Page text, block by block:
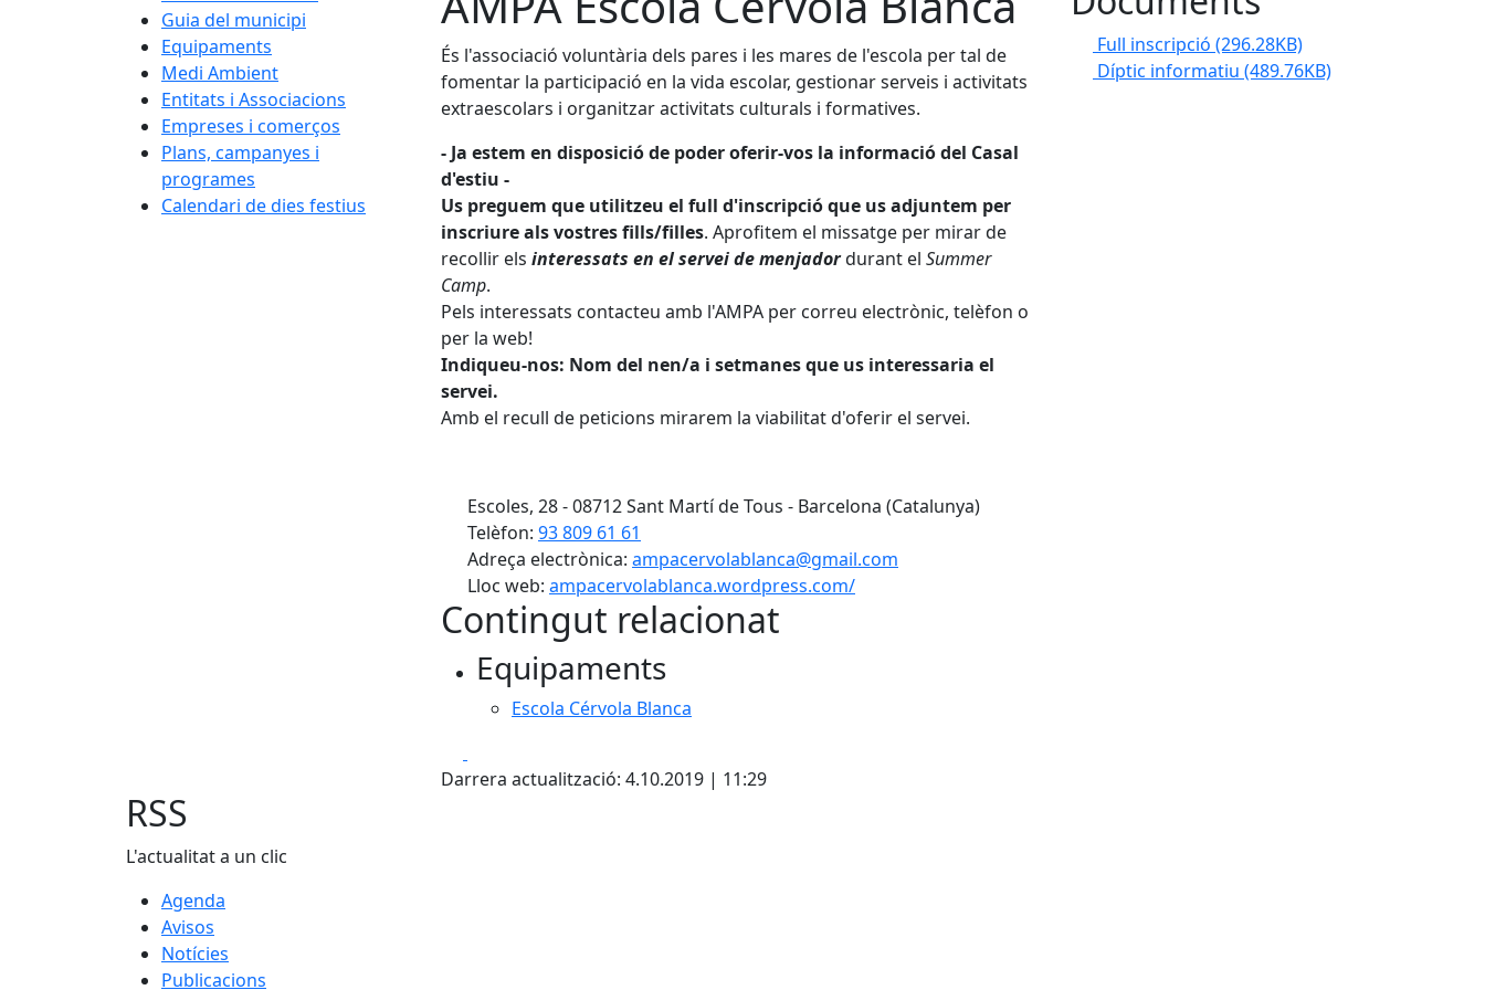
Guia del municipi
Equipaments
Medi Ambient
Entitats i Associacions
Empreses i comerços
Plans, campanyes i
programes
Calendari de dies festius
És l'associació voluntària dels pares i les mares de l'escola per tal de
fomentar la participació en la vida escolar, gestionar serveis i activitats
extraescolars i organitzar activitats culturals i formatives.
- Ja estem en disposició de poder oferir-vos la informació del Casal
d'estiu -
Us preguem que utilitzeu el full d'inscripció que us adjuntem per
inscriure als vostres fills/filles. Aprofitem el missatge per mirar de
recollir els interessats en el servei de menjadordurant el Summer
Camp.
Pels interessats contacteu amb l'AMPA per correu electrònic, telèfon o
per la web!
Indiqueu-nos: Nom del nen/a i setmanes que us interessaria el
servei.
Amb el recull de peticions mirarem la viabilitat d'oferir el servei.
Escoles, 28 - 08712 Sant Martí de Tous - Barcelona (Catalunya)
Telèfon: 93 809 61 61
Adreça electrònica: ampacervolablanca@gmail.com
Lloc web: ampacervolablanca.wordpress.com/
Contingut relacionat
Equipaments
Escola Cérvola Blanca
Darrera actualització: 4.10.2019 | 11:29
Full inscripció (296.28KB)
Díptic informatiu (489.76KB)
RSS
L'actualitat a un clic
Agenda
Avisos
Notícies
Publicacions